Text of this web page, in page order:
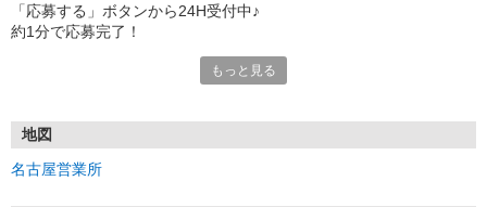
「応募する」ボタンから24H受付中♪
約1分で応募完了！
①応募から3営業日を目安に、メールorお電話でご連絡します。
もっと見る
地図
名古屋営業所